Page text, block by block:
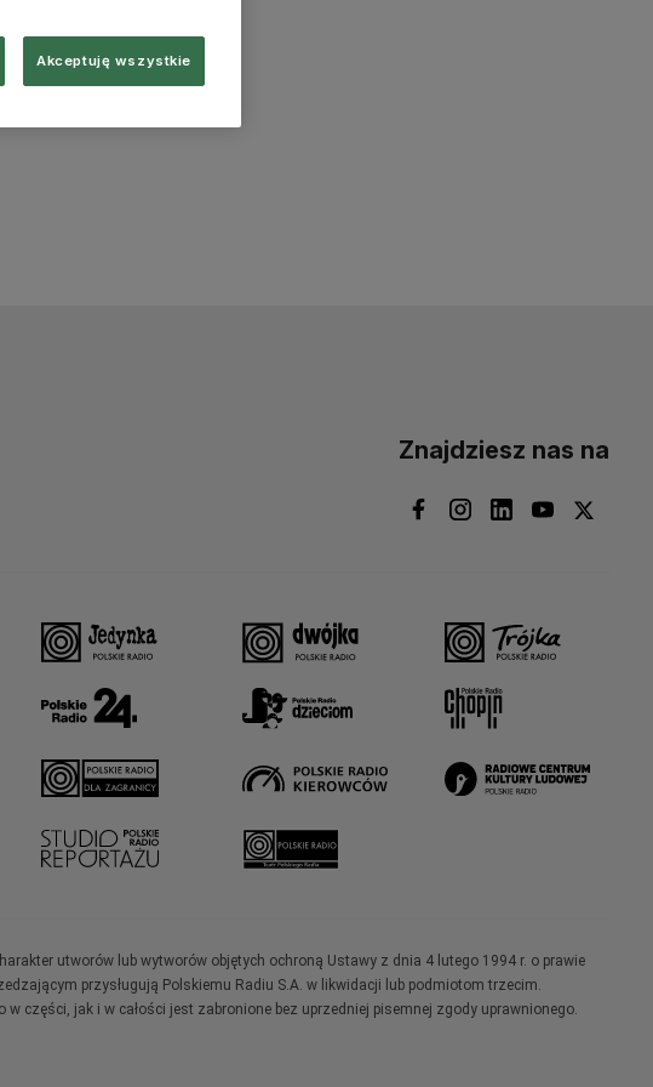
Znajdziesz nas na
utworów lub wytworów objętych ochroną Ustawy z dnia 4 lutego 1994 r. o prawie
przysługują Polskiemu Radiu S.A. w likwidacji lub podmiotom trzecim.
części, jak i w całości jest zabronione bez uprzedniej pisemnej zgody uprawnionego.
Akceptuję wszystkie